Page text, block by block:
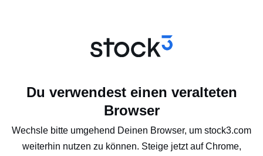
Du verwendest einen veralteten
Browser
Wechsle bitte umgehend Deinen Browser, um stock3.com
weiterhin nutzen zu können. Steige jetzt auf Chrome,